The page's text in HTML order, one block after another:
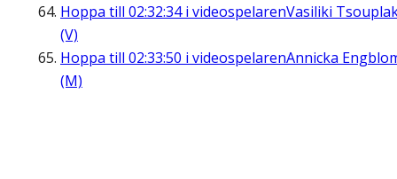
Hoppa till 02:32:34i videospelarenVasiliki
(V)
Hoppa till 02:33:50 i videospelarenAnnicka
(M)